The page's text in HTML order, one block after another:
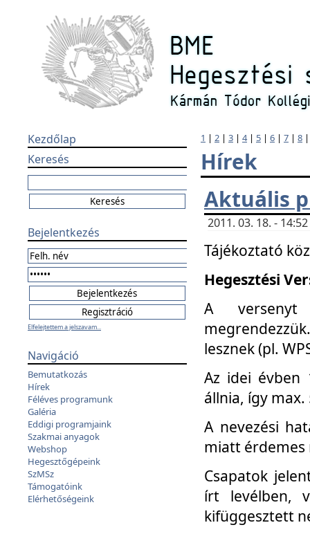
Kezdőlap
Keresés
Bejelentkezés
Elfelejtettem a jelszavam...
Navigáció
Bemutatkozás
Hírek
Féléves programunk
Galéria
Eddigi programjaink
Szakmai anyagok
Webshop
Hegesztőgépeink
SzMSz
Támogatóink
Elérhetőségeink
1 | 2 | 3 | 4| 5 | 6 | 7 | 8
Hírek
Aktuális
2011. 03. 18. -
Tájékoztató
Hegesztési
A versenyt
lesznek (pl.
Az idei évben
állnia, így
A nevezési
miatt érdemes
Csapatok
írt levélben,
kifüggesztett